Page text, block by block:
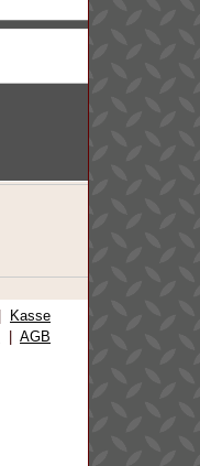
Kasse
AGB